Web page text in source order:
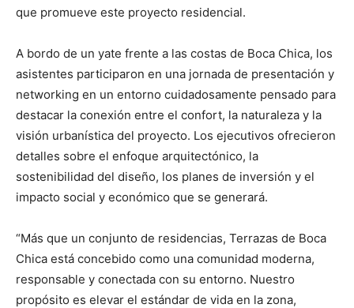
que promueve este proyecto residencial.
A bordo de un yate frente a las costas de Boca Chica, los
asistentes participaron en una jornada de presentación y
networking en un entorno cuidadosamente pensado para
destacar la conexión entre el confort, la naturaleza y la
visión urbanística del proyecto. Los ejecutivos ofrecieron
detalles sobre el enfoque arquitectónico, la
sostenibilidad del diseño, los planes de inversión y el
impacto social y económico que se generará.
“Más que un conjunto de residencias, Terrazas de Boca
Chica está concebido como una comunidad moderna,
responsable y conectada con su entorno. Nuestro
propósito es elevar el estándar de vida en la zona,